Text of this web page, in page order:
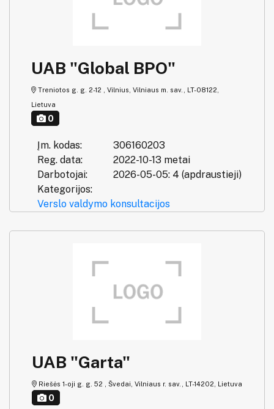
UAB "Global BPO"
Treniotos g. g. 2-12 , Vilnius, Vilniaus m. sav., LT-08122,
Lietuva
0
Įm. kodas:
306160203
Reg. data:
2022-10-13 metai
Darbotojai:
2026-05-05: 4 (apdraustieji)
Kategorijos:
Verslo valdymo konsultacijos
UAB "Garta"
Riešės 1-oji g. g. 52 , Švedai, Vilniaus r. sav., LT-14202, Lietuva
0